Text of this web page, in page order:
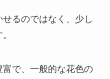
せるのではなく、少し
富で、一般的な花色の